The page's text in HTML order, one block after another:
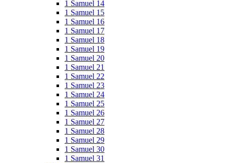
1 Samuel 14
1 Samuel 15
1 Samuel 16
1 Samuel 17
1 Samuel 18
1 Samuel 19
1 Samuel 20
1 Samuel 21
1 Samuel 22
1 Samuel 23
1 Samuel 24
1 Samuel 25
1 Samuel 26
1 Samuel 27
1 Samuel 28
1 Samuel 29
1 Samuel 30
1 Samuel 31